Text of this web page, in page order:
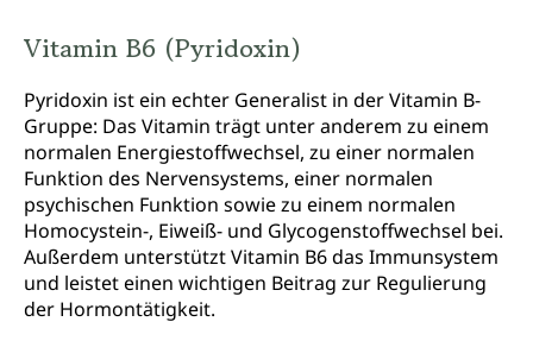
Vitamin B6 (Pyridoxin)
Pyridoxin ist ein echter Generalist in der Vitamin B-
Gruppe: Das Vitamin trägt unter anderem zu einem
normalen Energiestoffwechsel, zu einer normalen
Funktion des Nervensystems, einer normalen
psychischen Funktion sowie zu einem normalen
Homocystein-, Eiweiß- und Glycogenstoffwechsel bei.
Außerdem unterstützt Vitamin B6 das Immunsystem
und leistet einen wichtigen Beitrag zur Regulierung
der Hormontätigkeit.